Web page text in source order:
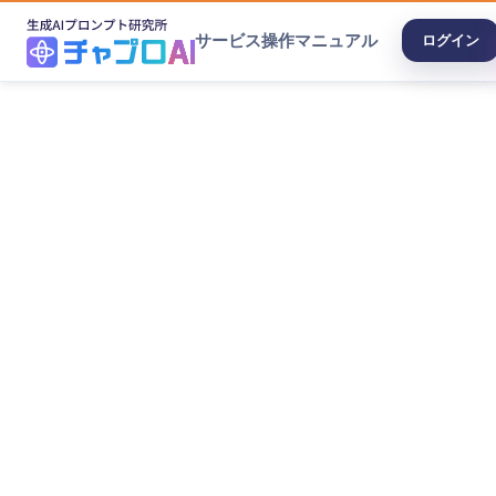
サービス操作マニュアル ログイン